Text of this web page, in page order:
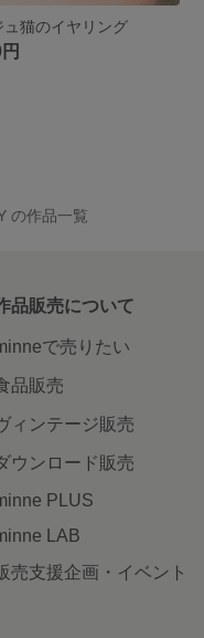
ュ猫のイヤリング
の作品一覧
品販売について
で売りたい
品販売
ィンテージ販売
ウンロード販売
PLUS
LAB
売支援企画・イベント